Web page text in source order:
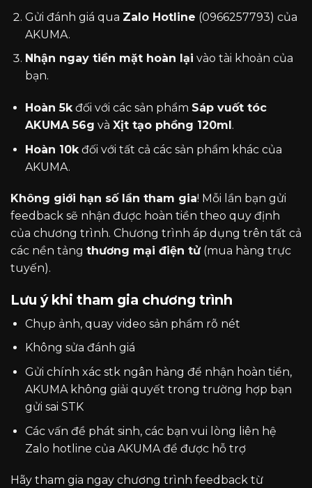
Gửi đánh giá qua Zalo Hotline (0966257793) của
AKUMA.
Nhận ngay tiền mặt hoàn lại vào tài khoản của
bạn.
Hoàn 5kđối với các sản phẩm Sáp vuốt tóc
AKUMA 56g và Xịt tạo phồng 120ml.
Hoàn 10kđối với tất cả các sản phẩm khác của
AKUMA.
Không giới hạn số lần tham gia! Mỗi lần bạn gửi
feedback sẽ nhận được hoàn tiền theo quy định
của chương trình. Chương trình áp dụng trên tất cả
các nền tảng thương mại điện tử(mua hàng trực
tuyến).
Lưu ý khi tham gia chương trình
Chụp ảnh, quay video sản phẩm rõ nét
Không sửa đánh giá
Gửi chính xác stk ngân hàng để nhận hoàn tiền,
AKUMA không giải quyết trong trường hợp bạn
gửi sai STK
Các vấn đề phát sinh, các bạn vui lòng liên hệ
Zalo hotline của AKUMA để được hỗ trợ
Hãy tham gia ngay chương trình feedback từ